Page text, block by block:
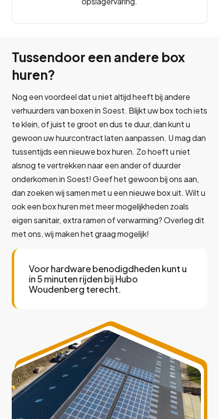
Tussendoor een andere box
huren?
Nog een voordeel dat u niet altijd heeft bij andere
verhuurders van boxen in Soest. Blijkt uw box toch iets
te klein, of juist te groot en dus te duur, dan kunt u
gewoon uw huurcontract laten aanpassen. U mag dan
tussentijds een nieuwe box huren. Zo hoeft u niet
alsnog te vertrekken naar een ander of duurder
onderkomen in Soest! Geef het gewoon bij ons aan,
dan zoeken wij samen met u een nieuwe box uit. Wilt u
ook een box huren met meer mogelijkheden zoals
eigen sanitair, extra ramen of verwarming? Overleg dit
met ons, wij maken het graag mogelijk!
Voor hardware benodigdheden kunt u
in 5 minuten rijden bij Hubo
Woudenberg terecht.